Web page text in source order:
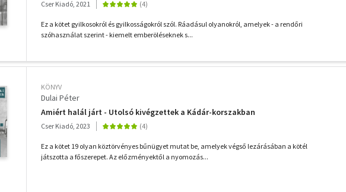
Cser Kiadó, 2021
Ez a kötet gyilkosokról és gyilkosságokról szól. Ráadásul olyanokról, amelyek - a rendőri
szóhasználat szerint - kiemelt emberöléseknek s...
KÖNYV
Dulai Péter
Amiért halál járt - Utolsó kivégzettek a Kádár-korszakban
Cser Kiadó, 2023
Ez a kötet 19 olyan köztörvényes bűnügyet mutat be, amelyek végső lezárásában a kötél
játszotta a főszerepet. Az előzményektől a nyomozás...